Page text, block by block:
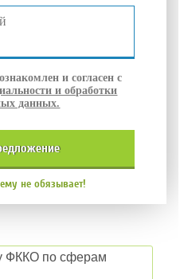
и согласен с
и обработки
данных.
не обязывает!
ФККО по сферам